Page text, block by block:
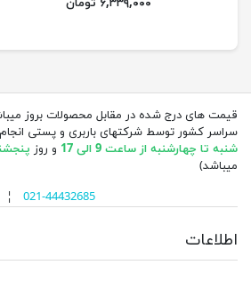
۶,۳۳۹,۰۰۰ تومان
قیمت های درج شده در مقابل محصولات بروز
سراسر کشور توسط شرکتهای باربری و پستی
شنبه تا چهارشنبه از ساعت 9 الی 17
و روز پنجشنبه
میباشد)
021-44432685
اطلاعات